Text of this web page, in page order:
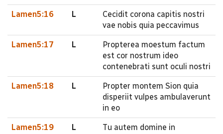
Lamen5:16 L
Cecidit corona capitis nostri
vae nobis quia peccavimus
Lamen5:17 L
Propterea moestum factum
est cor nostrum ideo
contenebrati sunt oculi nostri
Lamen5:18 L
Propter montem Sion quia
disperiit vulpes ambulaverunt
in eo
Lamen5:19 L
Tu autem domine in